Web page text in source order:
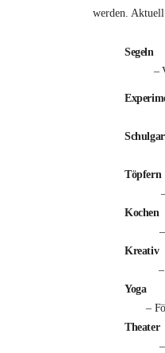
werden.
Segeln
–
Töpfern
Kochen
Kreativ
Yoga
–
Theater